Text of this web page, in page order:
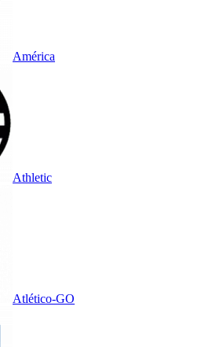
América
Athletic
Atlético-GO